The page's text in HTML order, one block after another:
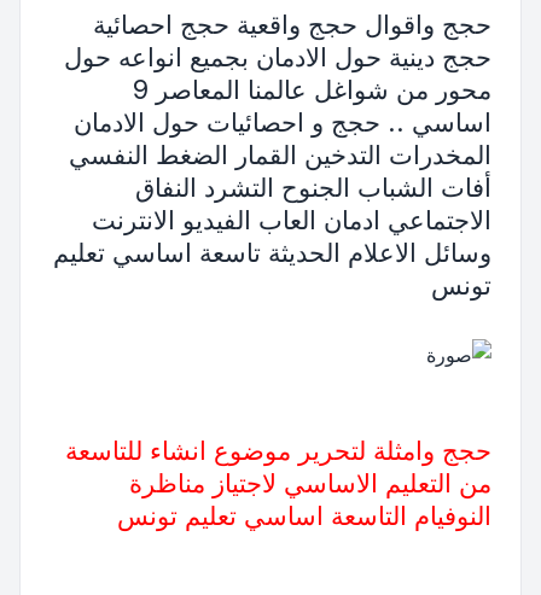
حجج واقوال حجج واقعية حجج احصائية
حجج دينية حول الادمان بجميع انواعه حول
محور من شواغل عالمنا المعاصر 9
اساسي .. حجج و احصائيات حول الادمان
المخدرات التدخين القمار الضغط النفسي
أفات الشباب الجنوح التشرد النفاق
الاجتماعي ادمان العاب الفيديو الانترنت
وسائل الاعلام الحديثة تاسعة اساسي تعليم
تونس
حجج وامثلة لتحرير موضوع انشاء للتاسعة
من التعليم الاساسي لاجتياز مناظرة
النوفيام التاسعة اساسي تعليم تونس